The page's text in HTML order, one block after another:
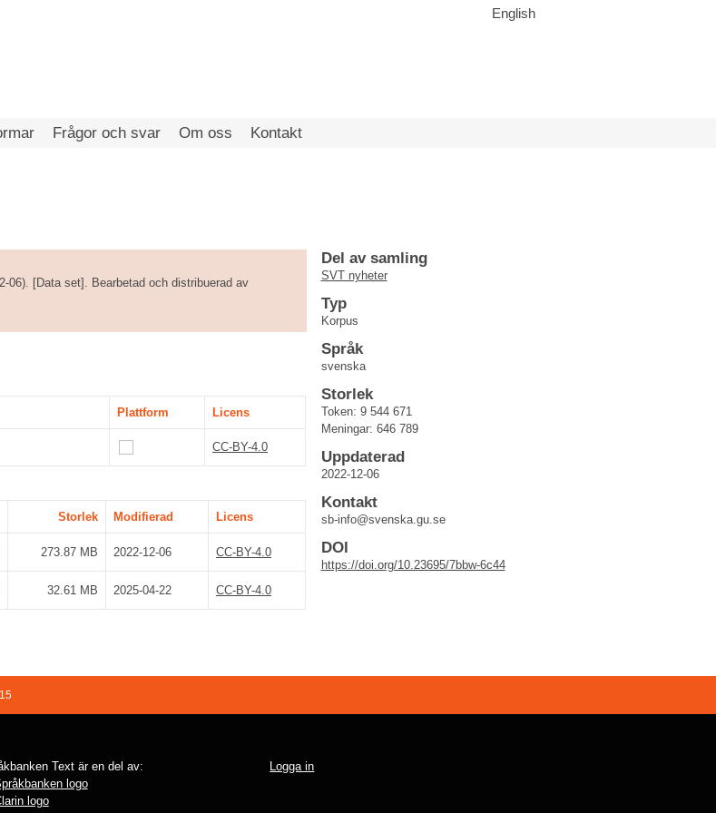
English
Frågor och svar Om oss Kontakt
06). [Data set]. Bearbetad och distribuerad av
Plattform
Licens
CC-BY-4.0
Storlek Modifierad
Licens
273.87 MB 2022-12-06 CC-BY-4.0
32.61 MB 2025-04-22 CC-BY-4.0
Del av samling
SVT nyheter
Typ
Korpus
Språk
svenska
Storlek
Token: 9 544 671
Meningar: 646 789
Uppdaterad
2022-12-06
Kontakt
sb-info@svenska.gu.se
DOI
https://doi.org/10.23695/7bbw-6c44
Text är en del av: Logga in